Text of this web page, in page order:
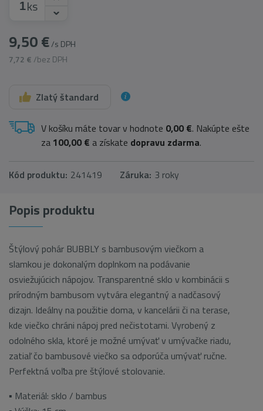
ks
9,50 €/s DPH
7,72 € /bez DPH
Zlatý štandard
V košíku máte tovar v hodnote 0,00 €. Nakúpte ešte
za 100,00 € a získate dopravu zdarma.
Kód produktu: 241419 Záruka: 3 roky
Popis produktu
Štýlový pohár BUBBLY s bambusovým viečkom a
slamkou je dokonalým doplnkom na podávanie
osviežujúcich nápojov. Transparentné sklo v kombinácii s
prírodným bambusom vytvára elegantný a nadčasový
dizajn. Ideálny na použitie doma, v kancelárii či na terase,
kde viečko chráni nápoj pred nečistotami. Vyrobený z
odolného skla, ktoré je možné umývať v umývačke riadu,
zatiaľ čo bambusové viečko sa odporúča umývať ručne.
Perfektná voľba pre štýlové stolovanie.
▪ Materiál: sklo / bambus